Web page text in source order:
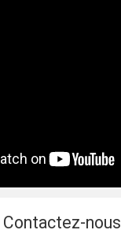
Contactez-nous